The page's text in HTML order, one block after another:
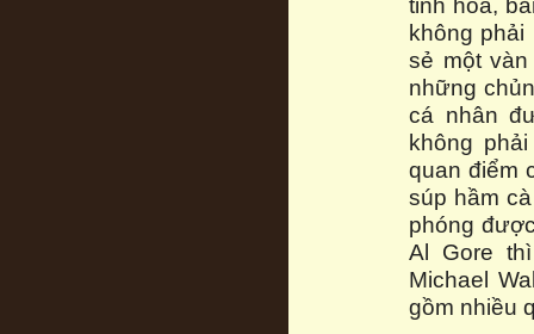
không
sẻ một
những
cá nhân
không
quan điểm
súp hầm
phóng
Al Gore
Michael
gồm nhiều